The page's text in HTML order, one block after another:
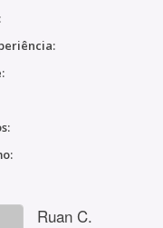
Ruan C.